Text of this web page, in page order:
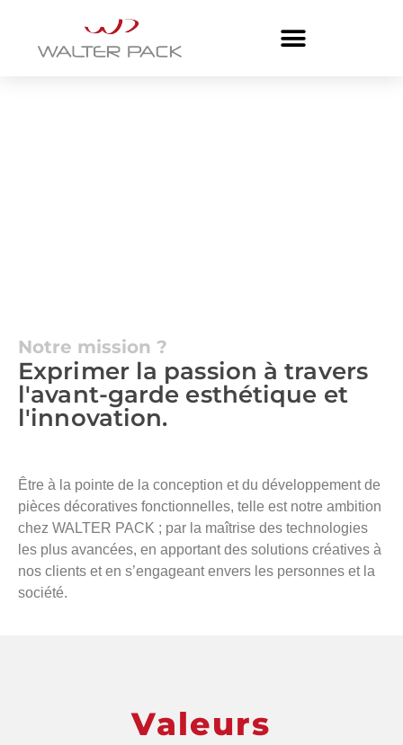
Notre mission ?
Exprimer la passion à travers
l'avant-garde esthétique et
l'innovation.
Être à la pointe de la conception et du développement de
pièces décoratives fonctionnelles, telle est notre ambition
chez WALTER PACK ; par la maîtrise des technologies
les plus avancées, en apportant des solutions créatives à
nos clients et en s’engageant envers les personnes et la
société.
Valeurs